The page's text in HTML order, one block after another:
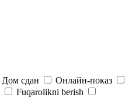
Дом сдан
Онлайн-показ
Fuqarolikni berish